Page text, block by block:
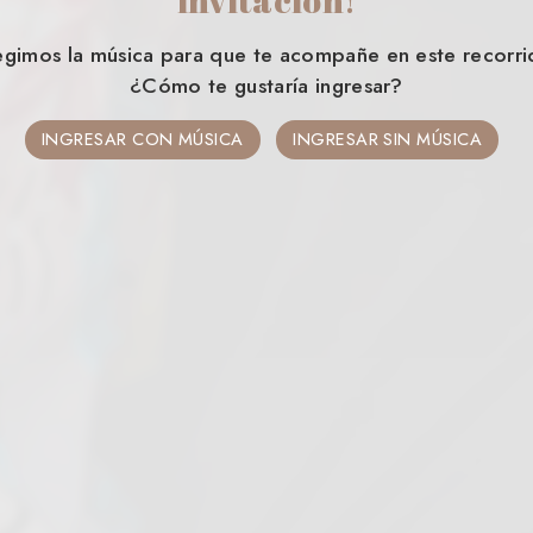
la música para que te acompañe en este
¿Cómo te gustaría ingresar?
INGRESAR CON MÚSICA INGRESAR SIN MÚSICA